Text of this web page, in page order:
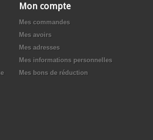
Mon compte
Mes commandes
Mes avoirs
Mes adresses
Mes informations personnelles
Mes bons de réduction